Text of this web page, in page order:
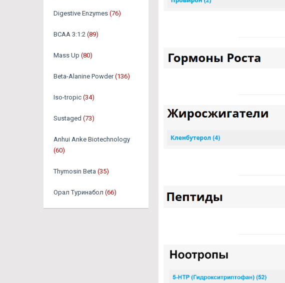
Digestive Enzymes (76)
BCAA 3:1:2 (89)
Mass Up (80)
Beta-Alanine Powder (136)
Iso-tropic (34)
Sustaged (73)
Anhui Anke Biotechnology
(60)
Thymosin Beta (35)
Орал Туринабол (66)